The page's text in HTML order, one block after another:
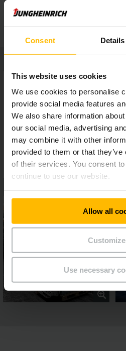
Consent Details
This website uses cookies
We use cookies to personalise
provide social media features
We also share information
our social media, advertising
may combine it with other
provided to them or that
of their services. You consent
continue to use our website.
Allow all
Customize
Use necessary
Down-Prinzip, bei dem die Gabel
Fahrerplattform am Boden bleibt.
dabei serienmäßige und
das integrierte
Effektives Energiemanagement
bei niedrigem Verbrauch. Die
Arbeiten und ermöglicht
Positionieren. Der Fahrer
Bedienkonzept mit großem
Bedienpult, geräumigen Ablagen
Bedienelementen.